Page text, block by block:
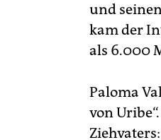
und
kam der
als 6.000
Paloma
von